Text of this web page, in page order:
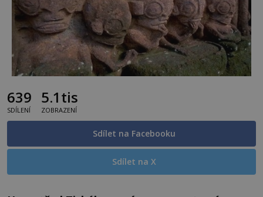
639
SDÍLENÍ
5.1tis
ZOBRAZENÍ
Sdílet na Facebooku
Sdílet na X